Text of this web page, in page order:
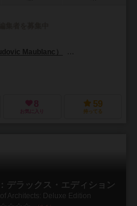
Maublanc）
8
お気に入り
59
持ってる
デラックス・エディション
Architects: Deluxe Edition